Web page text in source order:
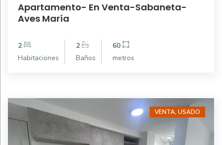
Apartamento- En Venta-Sabaneta-
Aves María
2
Habitaciones
2
Baños
60
metros
VENTA, USADO